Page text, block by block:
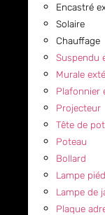
Encastré
Solaire
Chauffage
Suspendu
Murale
Plafonnier
Projecteur
Tête de
Poteau
Bollard
Lampe
Lampe de
Plaque